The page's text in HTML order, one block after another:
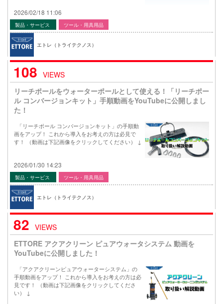
2026/02/18 11:06
製品・サービス ツール・用具用品
エトレ（トライテクノス）
108 VIEWS
リーチポールをウォーターポールとして使える！「リーチポー
ル コンバージョンキット」手順動画をYouTubeに公開しまし
た！
「リーチポール コンバージョンキット」の手順動
画をアップ！ これから導入をお考えの方は必見で
す！ （動画は下記画像をクリックしてください） ↓
2026/01/30 14:23
製品・サービス ツール・用具用品
エトレ（トライテクノス）
82 VIEWS
ETTORE アクアクリーン ピュアウォータシステム 動画を
YouTubeに公開しました！
「アクアクリーンピュアウォーターシステム」の
手順動画をアップ！ これから導入をお考えの方は必
見です！ （動画は下記画像をクリックしてくださ
い） ↓